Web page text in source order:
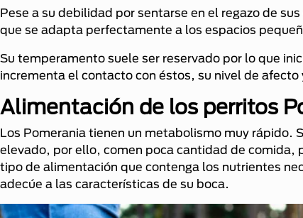
Pese a su debilidad por sentarse en el regazo de
que se adapta perfectamente a los espacios
Su temperamento suele ser reservado por lo que
incrementa el contacto con éstos, su nivel de afecto
Alimentación de los perritos
Los Pomerania tienen un metabolismo muy rápido.
elevado, por ello, comen poca cantidad de comida,
tipo de alimentación que contenga los nutrientes
adecúe a las características de su boca.